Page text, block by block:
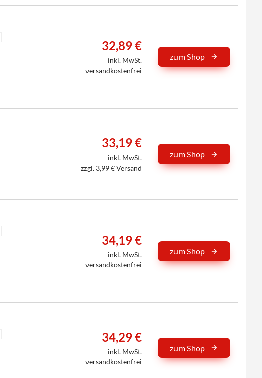
32,89 €
inkl. MwSt.
versandkostenfrei
zum Shop
33,19 €
inkl. MwSt.
zzgl. 3,99 € Versand
zum Shop
34,19 €
inkl. MwSt.
versandkostenfrei
zum Shop
34,29 €
inkl. MwSt.
versandkostenfrei
zum Shop